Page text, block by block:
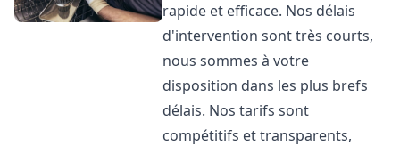
rapide et efficace. Nos délais
d'intervention sont très courts,
nous sommes à votre
disposition dans les plus brefs
délais. Nos tarifs sont
compétitifs et transparents,